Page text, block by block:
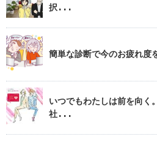
択...
簡単な診断で今のお疲れ度
いつでもわたしは前を向く
社...